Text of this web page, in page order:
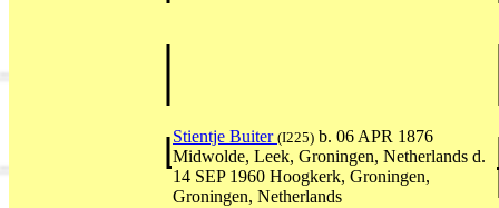
Stientje Buiter (I225) b. 06 APR 1876
Midwolde, Leek, Groningen, Netherlands d.
14 SEP 1960 Hoogkerk, Groningen,
Groningen, Netherlands